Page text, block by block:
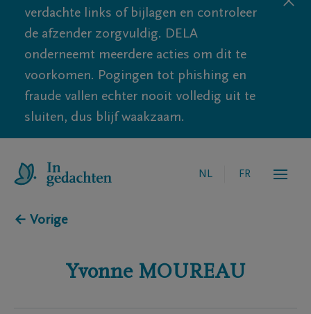
verdachte links of bijlagen en controleer
de afzender zorgvuldig. DELA
onderneemt meerdere acties om dit te
voorkomen. Pogingen tot phishing en
fraude vallen echter nooit volledig uit te
sluiten, dus blijf waakzaam.
NL FR
← Vorige
Yvonne MOUREAU